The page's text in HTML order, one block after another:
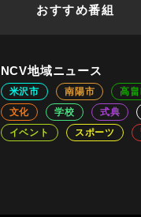
おすすめ番組
NCV地域ニュース
米沢市 南陽市 高
文化
学校 式典
イベント
スポーツ